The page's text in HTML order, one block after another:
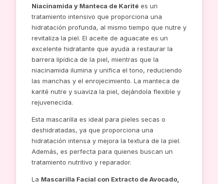
Niacinamida y Manteca de Karité es un
tratamiento intensivo que proporciona una
hidratación profunda, al mismo tiempo que nutre y
revitaliza la piel. El aceite de aguacate es un
excelente hidratante que ayuda a restaurar la
barrera lipídica de la piel, mientras que la
niacinamida ilumina y unifica el tono, reduciendo
las manchas y el enrojecimiento. La manteca de
karité nutre y suaviza la piel, dejándola flexible y
rejuvenecida.
Esta mascarilla es ideal para pieles secas o
deshidratadas, ya que proporciona una
hidratación intensa y mejora la textura de la piel.
Además, es perfecta para quienes buscan un
tratamiento nutritivo y reparador.
La Mascarilla Facial con Extracto de Avocado,